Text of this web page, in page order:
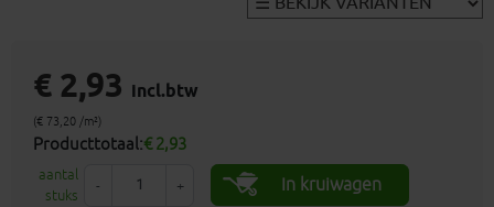
€ 2,93 incl.btw
(€ 73,20 /m²)
Producttotaal:€ 2,93
aantal
stuks
- +
In kruiwagen